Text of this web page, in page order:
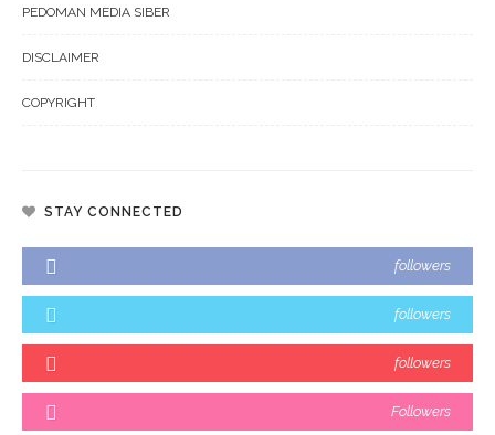
PEDOMAN MEDIA SIBER
DISCLAIMER
COPYRIGHT
STAY CONNECTED
followers
followers
followers
Followers